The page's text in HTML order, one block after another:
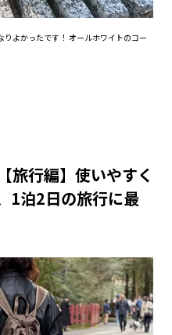
よかったです！ オールホワイトのコー
旅行編】使いやすく
1泊2日の旅行に最